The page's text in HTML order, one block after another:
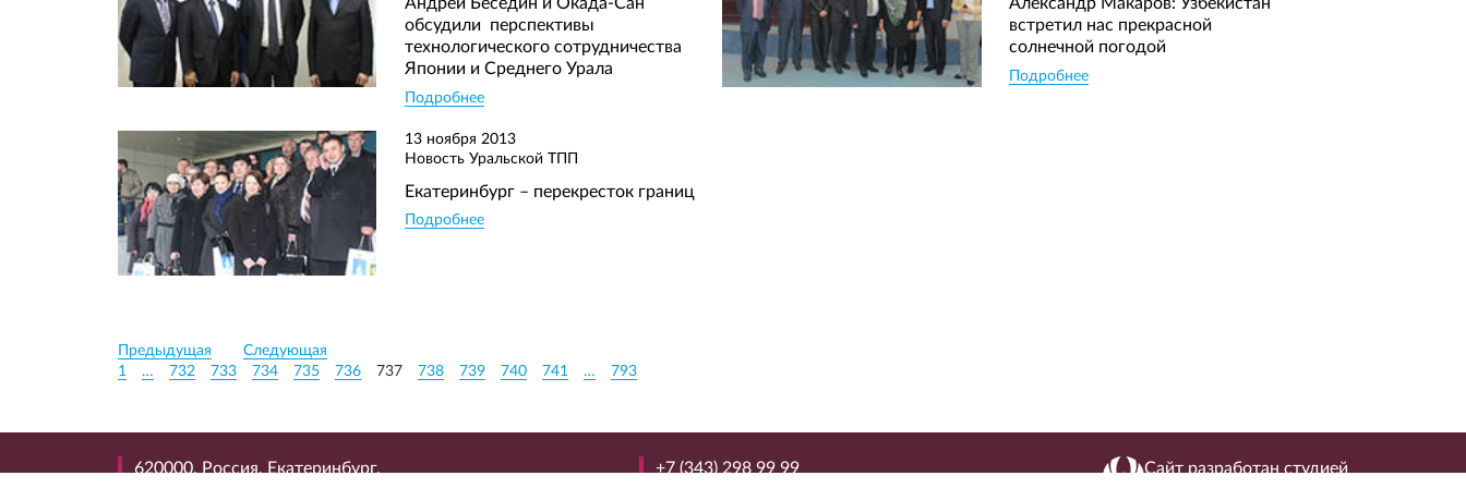
Андрей Беседин и Окада-Сан
обсудили перспективы
технологического сотрудничества
Японии и Среднего Урала
Подробнее
Александр Макаров: Узбекистан
встретил нас прекрасной
солнечной погодой
Подробнее
13 ноября 2013
Новость Уральской ТПП
Екатеринбург – перекресток границ
Подробнее
Предыдущая
Следующая
1
… 732 733 734 735 736 737 738 739 740 741 … 793
620000, Россия, Екатеринбург,
+7 (343) 298 99 99
Сайт разработан студией